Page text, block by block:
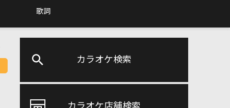
歌詞
カラオケ検索
カラオケ店舗検索